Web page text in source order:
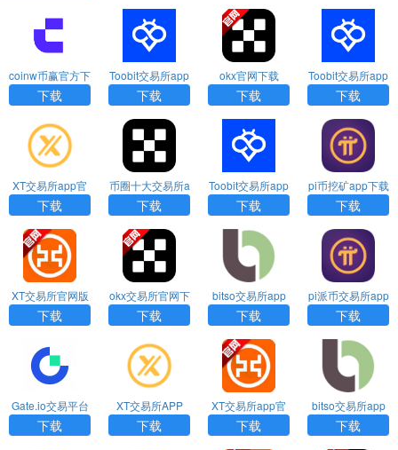
coinw币赢官方下
载APP
下载
Toobit交易所app
最新版下载
下载
okx官网下载
下载
Toobit交易所app
官网下载
下载
XT交易所app官
网最新版下载
下载
币圈十大交易所a
pp下载
下载
Toobit交易所app
官方版下载
下载
pi币挖矿app下载
官网
下载
XT交易所官网版
下载app
下载
okx交易所官网下
载
下载
bitso交易所app
最新版下载
下载
pi派币交易所app
官方版下载
下载
Gate.io交易平台
官方app下载手
机版
下载
XT交易所APP
下载
XT交易所app官
网下载
下载
bitso交易所app
官方下载
下载